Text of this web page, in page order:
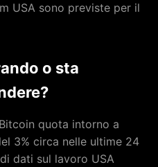
USA sono previste per il
o sta
quota intorno a
3% circa nelle ultime 24
dati sul lavoro USA